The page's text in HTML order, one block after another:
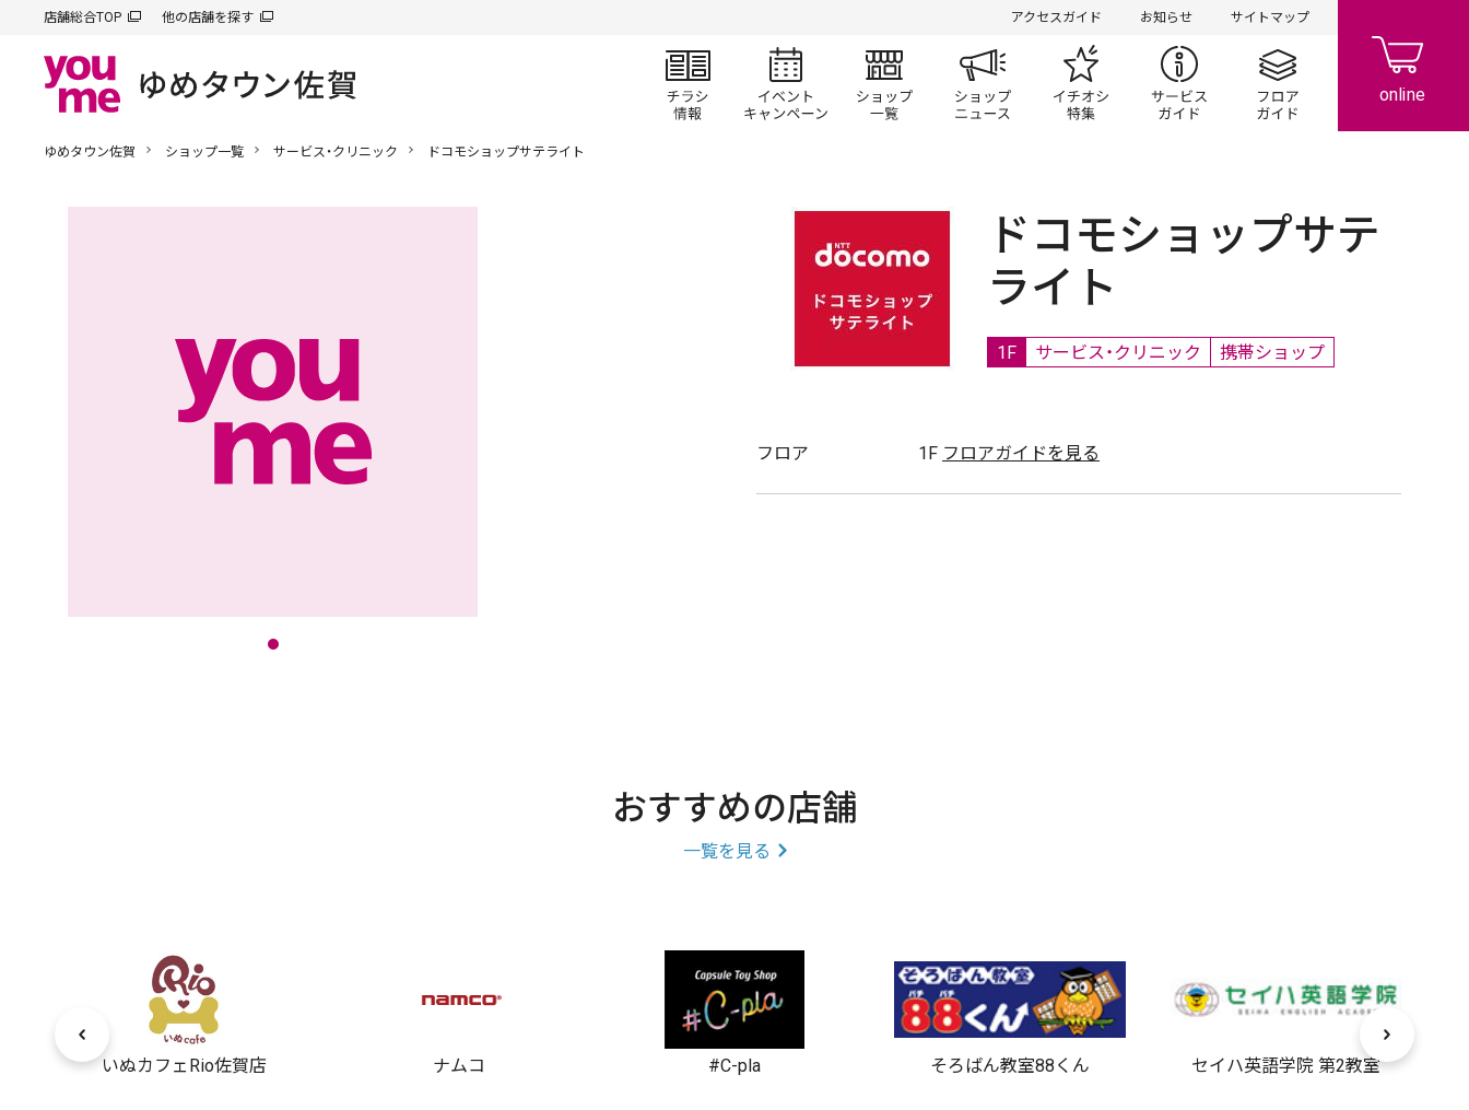
店舗総合TOP 他の店舗を探す アクセスガイド お知らせ サイトマップ
チラシ情報 イベント/キャンペーン
ショップ一覧 ショップニュースイチオシ特集 サービスガイドフロアガイド
ゆめタウン佐賀 ショップ一覧 サービス・クリニック ドコモショップサテライト
ドコモショップサテ
ライト
1F サービス・クリニック 携帯ショップ
フロア 1F フロアガイドを見る
おすすめの店舗
一覧を見る
いぬカフェRio佐賀店 ナムコ #C-pla そろばん教室88くん セイハ英語学院 第2教室